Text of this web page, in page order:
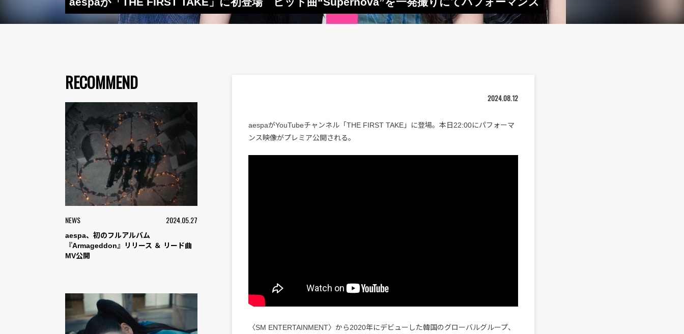
RECOMMEND
NEWS 2024.05.27
aespa、初のフルアルバム
『Armageddon』リリース ＆ リード曲
MV公開
2024.08.12
aespaがYouTubeチャンネル「THE FIRST TAKE」に登場。本日22:00にパフォーマ
ンス映像がプレミア公開される。
〈SM ENTERTAINMENT〉から2020年にデビューした韓国のグローバルグループ、